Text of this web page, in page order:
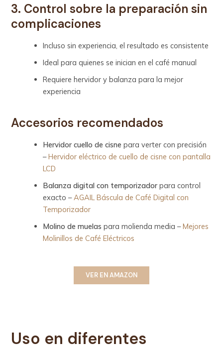
3. Control sobre la preparación sin
complicaciones
Incluso sin experiencia, el resultado es consistente
Ideal para quienes se inician en el café manual
Requiere hervidor y balanza para la mejor
experiencia
Accesorios recomendados
Hervidor cuello de cisne para verter con precisión
–Hervidor eléctrico de cuello de cisne con pantalla
LCD
Balanza digital con temporizador para control
exacto –AGAIL Báscula de Café Digital con
Temporizador
Molino de muelas para molienda media –Mejores
Molinillos de Café Eléctricos
VER EN AMAZON
Uso en diferentes